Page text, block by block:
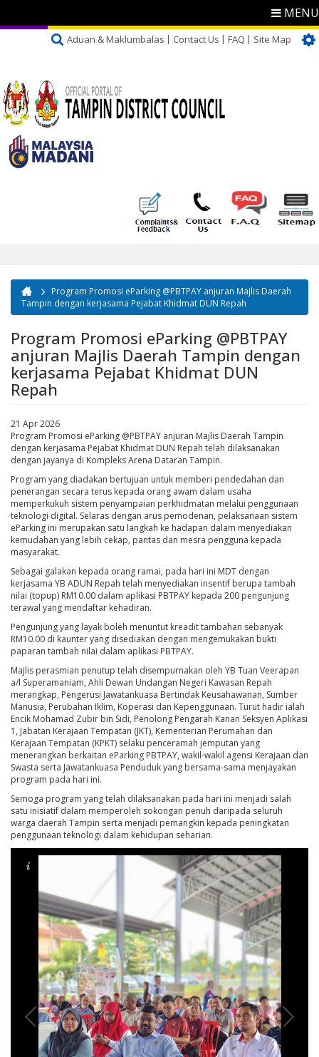
MENU
Aduan & Maklumbalas Contact Us FAQ Site Map
You are here
Program Promosi eParking @PBTPAY anjuran Majlis Daerah
Tampin dengan kerjasama Pejabat Khidmat DUN Repah
Program Promosi eParking @PBTPAY
anjuran Majlis Daerah Tampin dengan
kerjasama Pejabat Khidmat DUN
Repah
21 Apr 2026
Program Promosi eParking @PBTPAY anjuran Majlis Daerah Tampin
dengan kerjasama Pejabat Khidmat DUN Repah telah dilaksanakan
dengan jayanya di Kompleks Arena Dataran Tampin.
Program yang diadakan bertujuan untuk memberi pendedahan dan
penerangan secara terus kepada orang awam dalam usaha
memperkukuh sistem penyampaian perkhidmatan melalui penggunaan
teknologi digital. Selaras dengan arus pemodenan, pelaksanaan sistem
eParking ini merupakan satu langkah ke hadapan dalam menyediakan
kemudahan yang lebih cekap, pantas dan mesra pengguna kepada
masyarakat.
Sebagai galakan kepada orang ramai, pada hari ini MDT dengan
kerjasama YB ADUN Repah telah menyediakan insentif berupa tambah
nilai (topup) RM10.00 dalam aplikasi PBTPAY kepada 200 pengunjung
terawal yang mendaftar kehadiran.
Pengunjung yang layak boleh menuntut kreadit tambahan sebanyak
RM10.00 di kaunter yang disediakan dengan mengemukakan bukti
paparan tambah nilai dalam aplikasi PBTPAY.
Majlis perasmian penutup telah disempurnakan oleh YB Tuan Veerapan
a/l Superamaniam, Ahli Dewan Undangan Negeri Kawasan Repah
merangkap, Pengerusi Jawatankuasa Bertindak Keusahawanan, Sumber
Manusia, Perubahan Iklim, Koperasi dan Kepenggunaan. Turut hadir ialah
Encik Mohamad Zubir bin Sidi, Penolong Pengarah Kanan Seksyen Aplikasi
1, Jabatan Kerajaan Tempatan (JKT), Kementerian Perumahan dan
Kerajaan Tempatan (KPKT) selaku penceramah jemputan yang
menerangkan berkaitan eParking PBTPAY, wakil-wakil agensi Kerajaan dan
Swasta serta Jawatankuasa Penduduk yang bersama-sama menjayakan
program pada hari ini.
Semoga program yang telah dilaksanakan pada hari ini menjadi salah
satu inisiatif dalam memperoleh sokongan penuh daripada seluruh
warga daerah Tampin serta menjadi pemangkin kepada peningkatan
penggunaan teknologi dalam kehidupan seharian.